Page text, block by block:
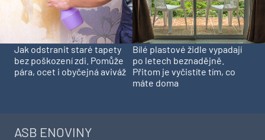
Jak odstranit staré tapety
bez poškození zdi. Pomůže
pára, ocet i obyčejná aviváž
Bílé plastové židle vypadají
po letech beznadějně.
Přitom je vyčistíte tím, co
máte doma
ASB ENOVINY